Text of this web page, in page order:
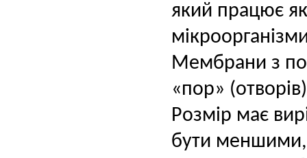
який працює
Мембрани з
«пор»
Розмір має
бути меншими,